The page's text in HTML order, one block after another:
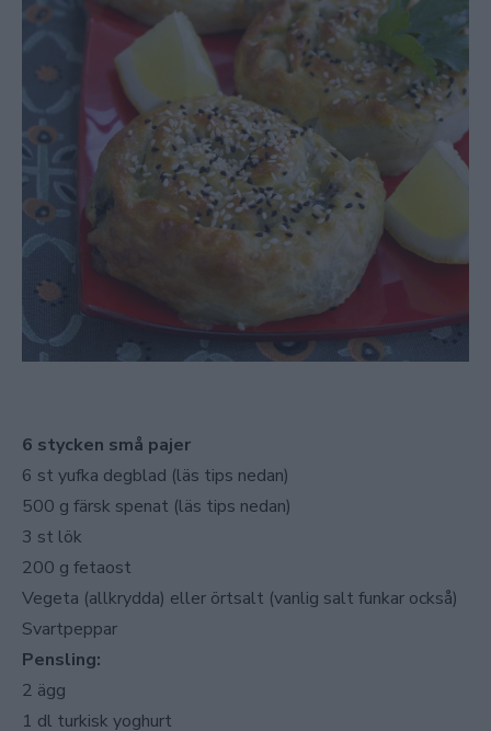
6 stycken små pajer
6 st yufka degblad (läs tips nedan)
500 g färsk spenat (läs tips nedan)
3 st lök
200 g fetaost
Vegeta (allkrydda) eller örtsalt (vanlig salt funkar också)
Svartpeppar
Pensling:
2 ägg
1 dl turkisk yoghurt